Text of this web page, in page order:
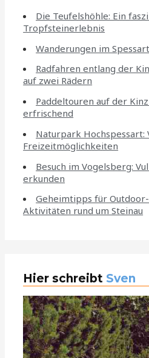
Die Teufelshöhle: Ein
Tropfsteinerlebnis
Wanderungen im
Radfahren entlang der
auf zwei Rädern
Paddeltouren auf der
erfrischend
Naturpark Hochspessart:
Freizeitmöglichkeiten
Besuch im Vogelsberg:
erkunden
Geheimtipps für
Aktivitäten rund um Steinau
Hier schreibt Sven